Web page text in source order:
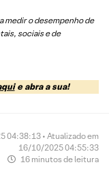
medir o desempenho de
sociais e de
e abra a sua!
04:38:13 • Atualizado em
16/10/2025 04:55:33
16 minutos de leitura